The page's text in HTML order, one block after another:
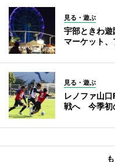
見る・遊ぶ
宇部ときわ
マーケット
見る・遊ぶ
レノファ山
戦へ 今季初